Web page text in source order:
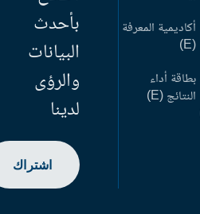
أكاديمية المعرفة
بطاقة أداء
النتائج (E)
بأحدث
البيانات
والرؤى
لدينا
اشتراك